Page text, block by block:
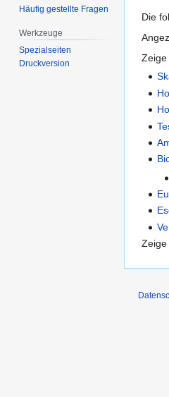
Die
Häufig gestellte Fragen
Werkzeuge
Spezialseiten
Druckversion